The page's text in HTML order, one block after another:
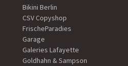
Bikini Berlin
CSV Copyshop
FrischeParadies
Garage
Galeries Lafayette
Goldhahn & Sampson